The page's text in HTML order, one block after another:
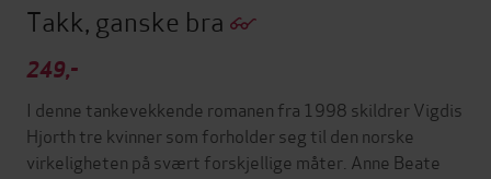
Takk, ganske bra
249,-
I denne tankevekkende romanen fra 1998 skildrer Vigdis
Hjorth tre kvinner som forholder seg til den norske
virkeligheten på svært forskjellige måter. Anne Beate